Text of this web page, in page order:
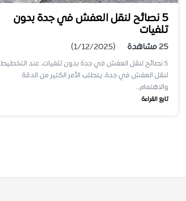
5 نصائح لنقل العفش في جدة بدون
تلفيات
25 مشاهدة (1/12/2025)
5 نصائح لنقل العفش في جدة بدون تلفيات، عند التخطيط
لنقل العفش في جدة، يتطلب الأمر الكثير من الدقة
والاهتمام…
تابع القراءة